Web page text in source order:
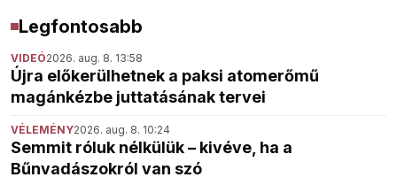
Legfontosabb
VIDEÓ2026. aug. 8. 13:58
Újra előkerülhetnek a paksi atomerőmű
magánkézbe juttatásának tervei
VÉLEMÉNY2026. aug. 8. 10:24
Semmit róluk nélkülük – kivéve, ha a
Bűnvadászokról van szó